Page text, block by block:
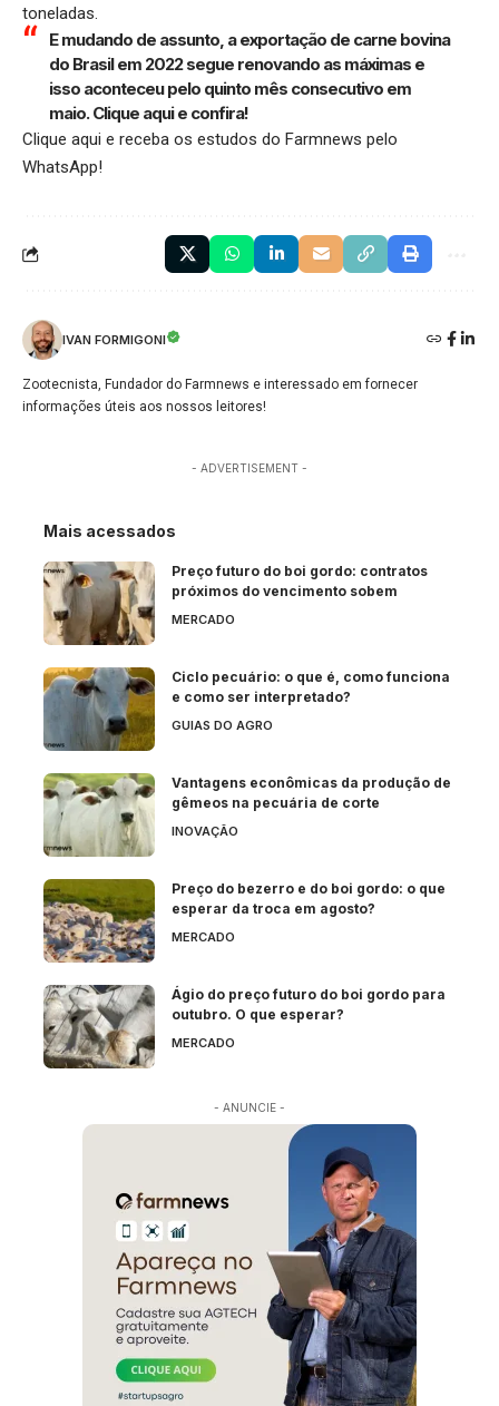
toneladas.
E mudando de assunto, a exportação de carne bovina
do Brasil em 2022 segue renovando as máximas e
isso aconteceu pelo quinto mês consecutivo em
maio.Clique aquie confira!
Clique aqui e receba os estudos do Farmnews pelo
WhatsApp!
IVAN FORMIGONI
Zootecnista, Fundador do Farmnews e interessado em fornecer
informações úteis aos nossos leitores!
- ADVERTISEMENT -
Mais acessados
Preço futuro do boi gordo: contratos
próximos do vencimento sobem
MERCADO
Ciclo pecuário: o que é, como funciona
e como ser interpretado?
GUIAS DO AGRO
Vantagens econômicas da produção de
gêmeos na pecuária de corte
INOVAÇÃO
Preço do bezerro e do boi gordo: o que
esperar da troca em agosto?
MERCADO
Ágio do preço futuro do boi gordo para
outubro. O que esperar?
MERCADO
- ANUNCIE -